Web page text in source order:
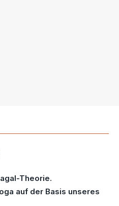
Theorie.
auf der Basis unseres